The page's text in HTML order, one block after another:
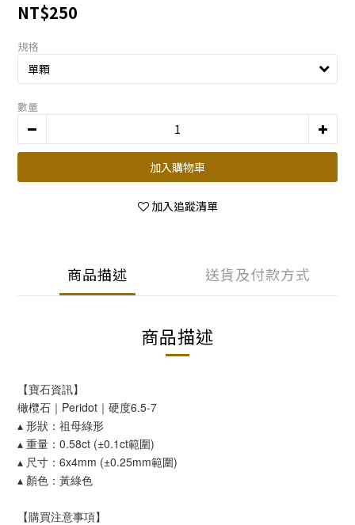
NT$250
規格
數量
加入購物車
加入追蹤清單
商品描述 送貨及付款方式
商品描述
【寶石資訊】
橄欖石｜Peridot｜硬度6.5-7
▴ 形狀：祖母綠形
▴ 重量：0.58ct (±0.1ct範圍)
▴ 尺寸：6x4mm (±0.25mm範圍)
▴ 顏色：黃綠色
【購買注意事項】